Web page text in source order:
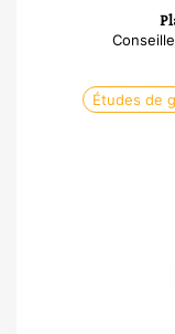
Études de